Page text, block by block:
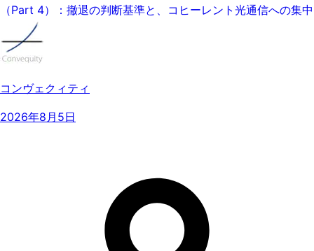
（Part 4）：撤退の判断基準と、コヒーレント光通信への集中
コンヴェクィティ
2026年8月5日